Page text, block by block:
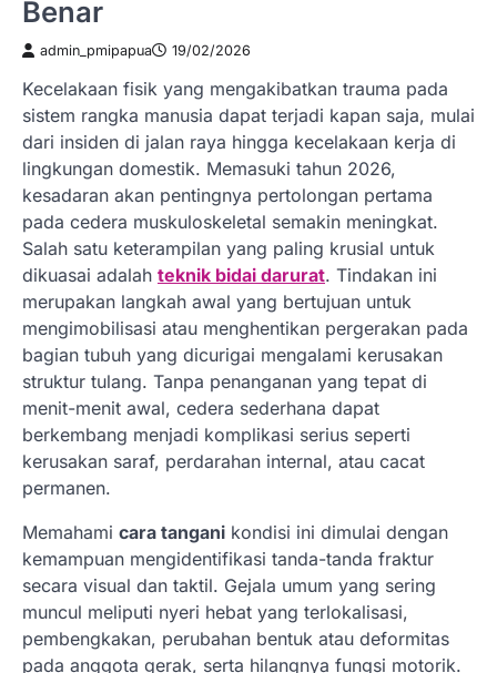
Benar
admin_pmipapua 19/02/2026
Kecelakaan fisik yang mengakibatkan trauma pada
sistem rangka manusia dapat terjadi kapan saja, mulai
dari insiden di jalan raya hingga kecelakaan kerja di
lingkungan domestik. Memasuki tahun 2026,
kesadaran akan pentingnya pertolongan pertama
pada cedera muskuloskeletal semakin meningkat.
Salah satu keterampilan yang paling krusial untuk
dikuasai adalah teknik bidai darurat. Tindakan ini
merupakan langkah awal yang bertujuan untuk
mengimobilisasi atau menghentikan pergerakan pada
bagian tubuh yang dicurigai mengalami kerusakan
struktur tulang. Tanpa penanganan yang tepat di
menit-menit awal, cedera sederhana dapat
berkembang menjadi komplikasi serius seperti
kerusakan saraf, perdarahan internal, atau cacat
permanen.
Memahami cara tangani kondisi ini dimulai dengan
kemampuan mengidentifikasi tanda-tanda fraktur
secara visual dan taktil. Gejala umum yang sering
muncul meliputi nyeri hebat yang terlokalisasi,
pembengkakan, perubahan bentuk atau deformitas
pada anggota gerak, serta hilangnya fungsi motorik.